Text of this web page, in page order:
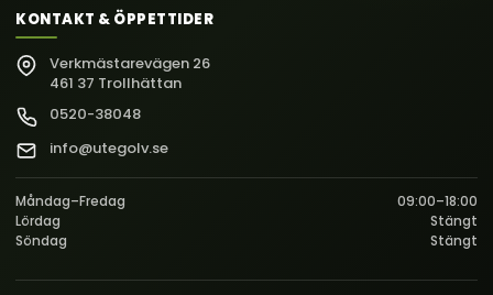
KONTAKT & ÖPPETTIDER
Verkmästarevägen 26
461 37 Trollhättan
0520-38048
info@utegolv.se
Måndag–Fredag
09:00–18:00
Lördag
Stängt
Söndag
Stängt